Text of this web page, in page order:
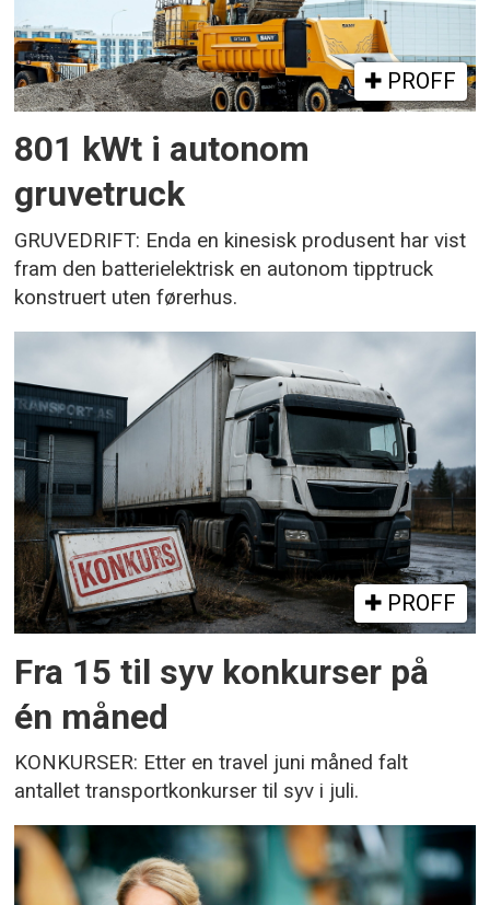
PROFF
801 kWt i autonom
gruvetruck
GRUVEDRIFT: Enda en kinesisk produsent har vist
fram den batterielektrisk en autonom tipptruck
konstruert uten førerhus.
PROFF
Fra 15 til syv konkurser på
én måned
KONKURSER: Etter en travel juni måned falt
antallet transportkonkurser til syv i juli.